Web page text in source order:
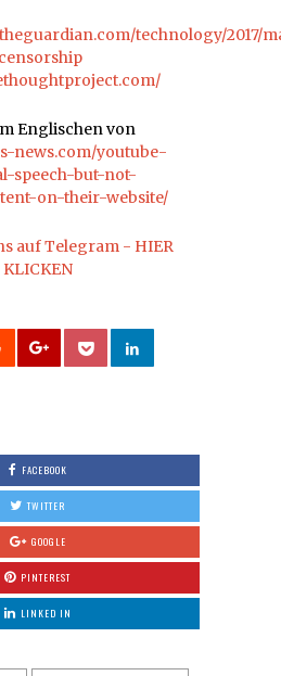
technology/2017/
Englischen von
news.com/youtube-
speech-but-not-
on-their-website/
auf Telegram - HIER
KLICKEN
FACEBOOK
TWITTER
GOOGLE
PINTEREST
LINKED IN